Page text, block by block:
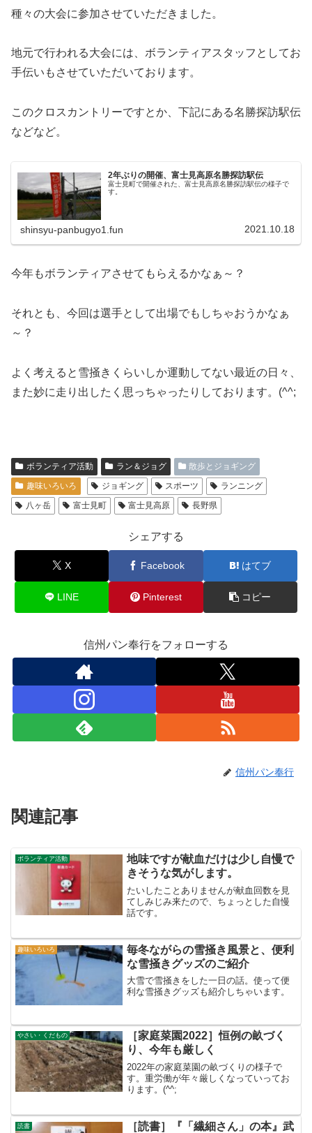
種々の大会に参加させていただきました。
地元で行われる大会には、ボランティアスタッフとしてお
手伝いもさせていただいております。
このクロスカントリーですとか、下記にある名勝探訪駅伝
などなど。
2年ぶりの開催、富士見高原名勝探訪駅伝
富士見町で開催された、富士見高原名勝探訪駅伝の様子で
す。
shinsyu-panbugyo1.fun 2021.10.18
今年もボランティアさせてもらえるかなぁ～？
それとも、今回は選手として出場でもしちゃおうかなぁ
～？
よく考えると雪掻きくらいしか運動してない最近の日々、
また妙に走り出したく思っちゃったりしております。(^^;
ボランティア活動 ラン＆ジョグ
散歩とジョギング
趣味いろいろ
ジョギング スポーツ
ランニング
八ヶ岳
富士見町 富士見高原 長野県
シェアする
X Facebook はてブ
LINE Pinterest コピー
信州パン奉行をフォローする
信州パン奉行
関連記事
ボランティア活動
地味ですが献血だけは少し自慢で
きそうな気がします。
たいしたことありませんが献血回数を見
てしみじみ来たので、ちょっとした自慢
話です。
趣味いろいろ
毎冬ながらの雪掻き風景と、便利
な雪掻きグッズのご紹介
大雪で雪掻きをした一日の話。使って便
利な雪掻きグッズも紹介しちゃいます。
やさい・くだもの
［家庭菜園2022］恒例の畝づく
り、今年も厳しく
2022年の家庭菜園の畝づくりの様子で
す。重労働が年々厳しくなっていってお
ります。(^^;
読書
［読書］『「繊細さん」の本』武